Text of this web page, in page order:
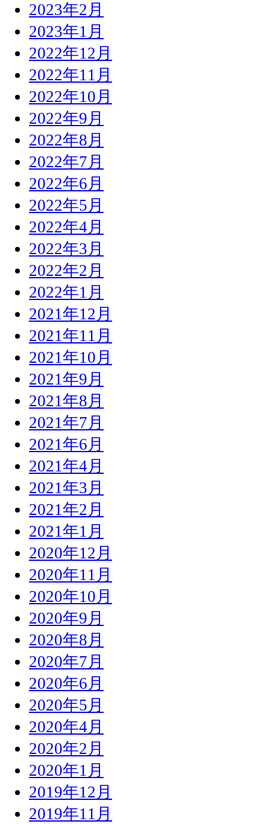
2023年2月
2023年1月
2022年12月
2022年11月
2022年10月
2022年9月
2022年8月
2022年7月
2022年6月
2022年5月
2022年4月
2022年3月
2022年2月
2022年1月
2021年12月
2021年11月
2021年10月
2021年9月
2021年8月
2021年7月
2021年6月
2021年4月
2021年3月
2021年2月
2021年1月
2020年12月
2020年11月
2020年10月
2020年9月
2020年8月
2020年7月
2020年6月
2020年5月
2020年4月
2020年2月
2020年1月
2019年12月
2019年11月